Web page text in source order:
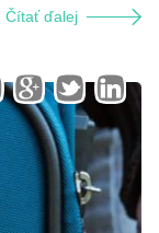
Čítať ďalej